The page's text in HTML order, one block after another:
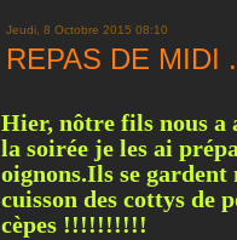
Jeudi, 8 Octobre 2015 08:10
REPAS DE MIDI
Hier, nôtre fils nous a
la soirée je les ai
oignons.Ils se
cuisson des cottys de
cèpes !!!!!!!!!!